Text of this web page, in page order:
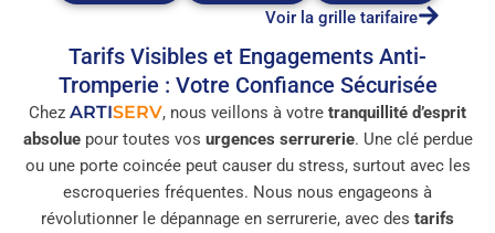
Voir la grille tarifaire
Tarifs Visibles et Engagements Anti-
Tromperie : Votre Confiance Sécurisée
Chez ARTISERV, nous veillons à votre tranquillité d’esprit
absoluepour toutes vos urgences serrurerie. Une clé perdue
ou une porte coincée peut causer du stress, surtout avec les
escroqueries fréquentes. Nous nous engageons à
révolutionner le dépannage en serrurerie, avec des tarifs